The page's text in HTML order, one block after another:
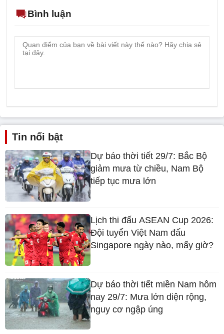
Bình luận
Tin nổi bật
Dự báo thời tiết 29/7: Bắc Bộ
giảm mưa từ chiều, Nam Bộ
tiếp tục mưa lớn
Lịch thi đấu ASEAN Cup 2026:
Đội tuyển Việt Nam đấu
Singapore ngày nào, mấy giờ?
Dự báo thời tiết miền Nam hôm
nay 29/7: Mưa lớn diện rộng,
nguy cơ ngập úng